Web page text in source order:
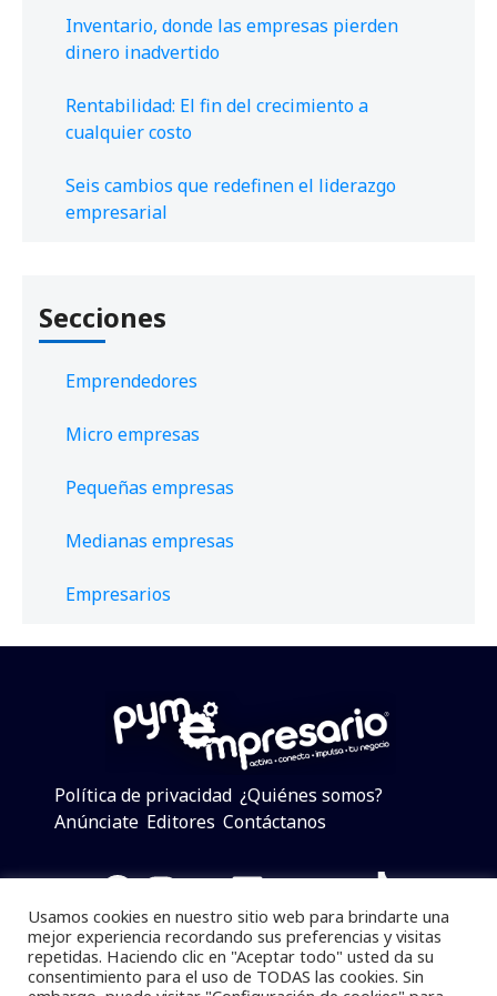
Inventario, donde las empresas pierden
dinero inadvertido
Rentabilidad: El fin del crecimiento a
cualquier costo
Seis cambios que redefinen el liderazgo
empresarial
Secciones
Emprendedores
Micro empresas
Pequeñas empresas
Medianas empresas
Empresarios
Política de privacidad ¿Quiénes somos?
Anúnciate Editores Contáctanos
Facebook
Instagram
Twitter
LinkedIn
Telegram
YouTube
TikTok
Usamos cookies en nuestro sitio web para brindarte una
mejor experiencia recordando sus preferencias y visitas
repetidas. Haciendo clic en "Aceptar todo" usted da su
consentimiento para el uso de TODAS las cookies. Sin